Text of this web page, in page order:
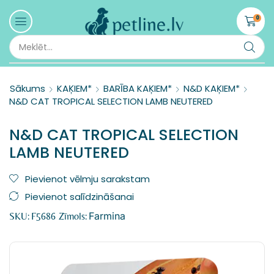
0
Sākums KAĶIEM* BARĪBA KAĶIEM*
N&D KAĶIEM*
N&D CAT TROPICAL SELECTION LAMB NEUTERED
N&D CAT TROPICAL SELECTION
LAMB NEUTERED
Pievienot vēlmju sarakstam
Pievienot salīdzināšanai
SKU: F5686 Zīmols: Farmina